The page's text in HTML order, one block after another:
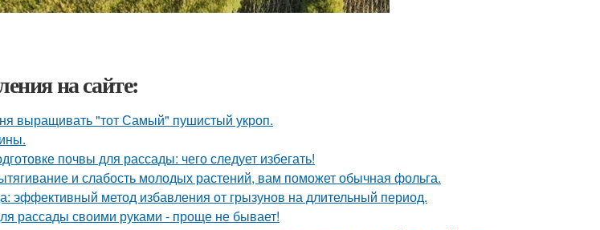
на сайте:
выращивать "тот Самый" пушистый укроп.
почвы для рассады: чего следует избегать!
и слабость молодых растений, вам поможет обычная фольга.
эффективный метод избавления от грызунов на длительный период.
рассады своими руками - проще не бывает!